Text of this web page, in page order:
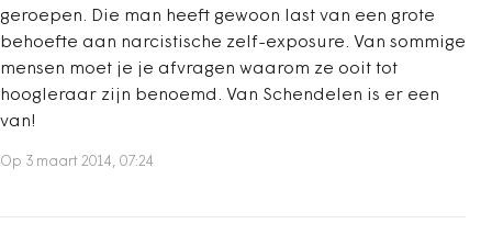
geroepen. Die man heeft gewoon last van een grote
behoefte aan narcistische zelf-exposure. Van sommige
mensen moet je je afvragen waarom ze ooit tot
hoogleraar zijn benoemd. Van Schendelen is er een
van!
Op 3 maart 2014, 07:24